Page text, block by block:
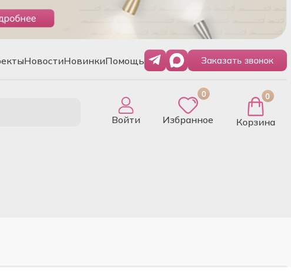
НовостиНовинкиПомощь Заказать звонок
Войти
0
Избранное
0
Корзина